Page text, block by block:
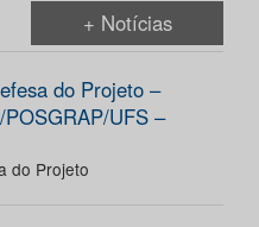
+ Notícias
do Projeto –
POSGRAP/UFS –
do Projeto